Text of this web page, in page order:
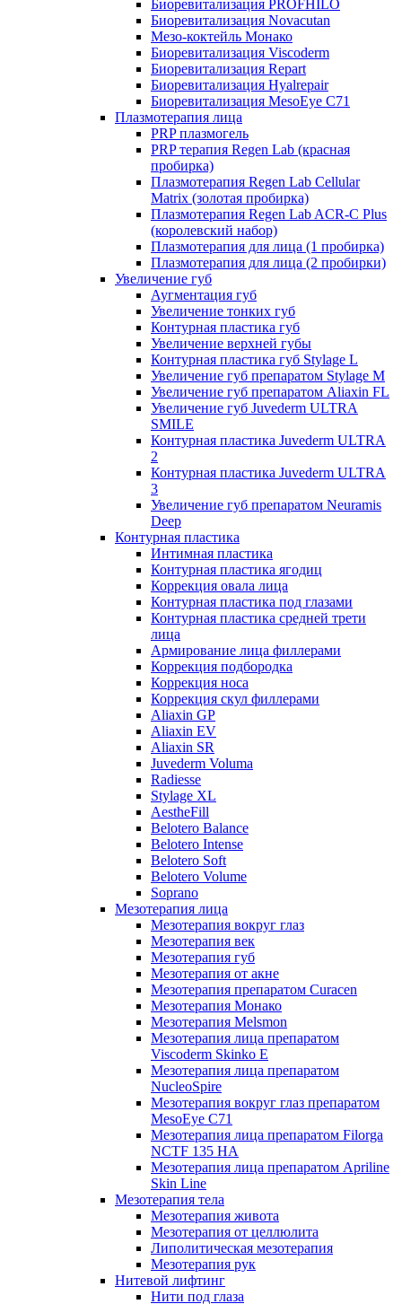
Биоревитализация PROFHILO
Биоревитализация Novacutan
Мезо-коктейль Монако
Биоревитализация Viscoderm
Биоревитализация Repart
Биоревитализация Hyalrepair
Биоревитализация MesoEye C71
Плазмотерапия лица
PRP плазмогель
PRP терапия Regen Lab (красная
пробирка)
Плазмотерапия Regen Lab Cellular
Matrix (золотая пробирка)
Плазмотерапия Regen Lab ACR-C Plus
(королевский набор)
Плазмотерапия для лица (1 пробирка)
Плазмотерапия для лица (2 пробирки)
Увеличение губ
Аугментация губ
Увеличение тонких губ
Контурная пластика губ
Увеличение верхней губы
Контурная пластика губ Stylage L
Увеличение губ препаратом Stylage M
Увеличение губ препаратом Aliaxin FL
Увеличение губ Juvederm ULTRA
SMILE
Контурная пластика Juvederm ULTRA
2
Контурная пластика Juvederm ULTRA
3
Увеличение губ препаратом Neuramis
Deep
Контурная пластика
Интимная пластика
Контурная пластика ягодиц
Коррекция овала лица
Контурная пластика под глазами
Контурная пластика средней трети
лица
Армирование лица филлерами
Коррекция подбородка
Коррекция носа
Коррекция скул филлерами
Aliaxin GP
Aliaxin EV
Aliaxin SR
Juvederm Voluma
Radiesse
Stylage XL
AestheFill
Belotero Balance
Belotero Intense
Belotero Soft
Belotero Volume
Soprano
Мезотерапия лица
Мезотерапия вокруг глаз
Мезотерапия век
Мезотерапия губ
Мезотерапия от акне
Мезотерапия препаратом Curacen
Мезотерапия Монако
Мезотерапия Melsmon
Мезотерапия лица препаратом
Viscoderm Skinko E
Мезотерапия лица препаратом
NucleoSpire
Мезотерапия вокруг глаз препаратом
MesoEye С71
Мезотерапия лица препаратом Filorga
NCTF 135 HA
Мезотерапия лица препаратом Apriline
Skin Line
Мезотерапия тела
Мезотерапия живота
Мезотерапия от целлюлита
Липолитическая мезотерапия
Мезотерапия рук
Нитевой лифтинг
Нити под глаза